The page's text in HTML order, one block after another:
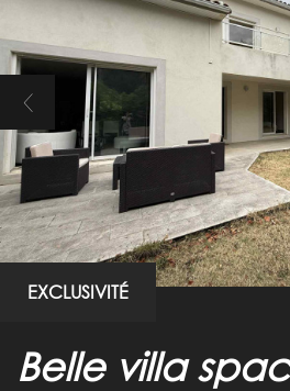
EXCLUSIVITÉ
belle villa spacieuse a